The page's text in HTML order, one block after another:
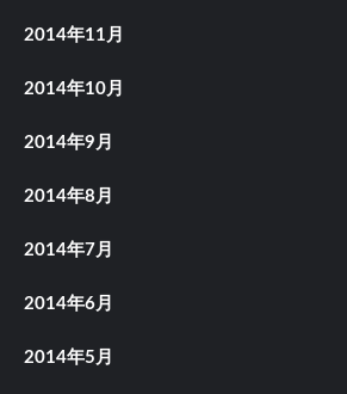
2014年11月
2014年10月
2014年9月
2014年8月
2014年7月
2014年6月
2014年5月